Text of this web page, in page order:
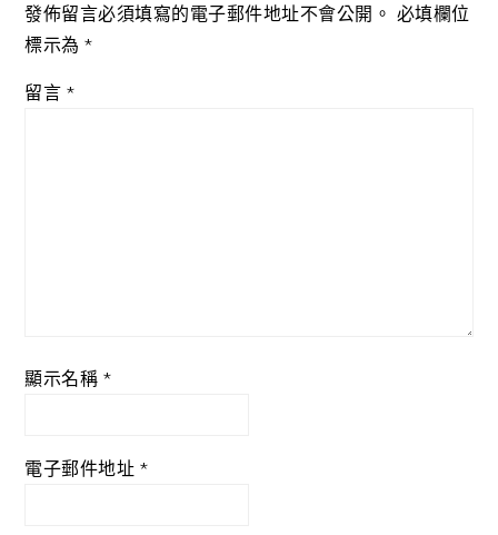
發佈留言必須填寫的電子郵件地址不會公開。 必填欄位
標示為*
留言 *
顯示名稱 *
電子郵件地址 *